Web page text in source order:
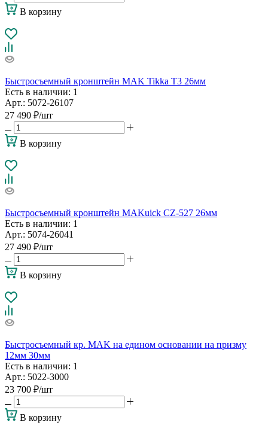
В корзину
Быстросъемный кронштейн MAK Tikka T3 26мм
Есть в наличии: 1
Арт.: 5072-26107
27 490 ₽/шт
В корзину
Быстросъемный кронштейн MAKuick CZ-527 26мм
Есть в наличии: 1
Арт.: 5074-26041
27 490 ₽/шт
В корзину
Быстросъемный кр. MAK на едином основании на призму
12мм 30мм
Есть в наличии: 1
Арт.: 5022-3000
23 700 ₽/шт
В корзину